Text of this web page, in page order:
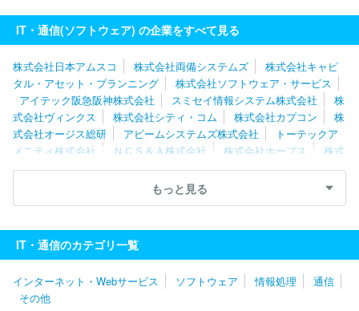
ン株式会社
株式会社ＪＳＯＬ 株式会社カプコン
みずほリサー
チ＆テクノロジーズ株式会社
株式会社セガ
ア・エニックス
株式会社ＮＴＴデータ・アイ
株式会社電通総研
株式会社トヨタシステムズ
ニッセイ情報テクノロジー株式会社
東京海上日動システムズ株式会社
日本タタ・コンサルタンシー・
サービシズ株式会社
エフサステクノロジーズ株式会社
株式会社
Ｃｙｇａｍｅｓ
株式会社ジャステック 株式会社ＳＨＩＦＴ
株
式会社あとらす二十一
株式会社インテック 株式会社ＤＴＳ
サ
イボウズ株式会社
日本ビジネスシステムズ株式会社
株式会社コ
シンプレクス株式会社
ＮＴＴデータルウ
ィーブ株式会社
コムチュア株式会社 株式会社シティ・コム
株
IT・通信(ソフトウェア) の企業をすべて見る
株式会社日本アムスコ 株式会社両備システムズ
株式会社キャピ
タル・アセット・プランニング
株式会社ソフトウェア・サービス
アイテック阪急阪神株式会社
スミセイ情報システム株式会社
株
式会社ヴィンクス
株式会社シティ・コム 株式会社カプコン
株
式会社オージス総研
アビームシステムズ株式会社
トーテックア
メニティ株式会社
ＮＣＳ＆Ａ株式会社 株式会社ホープス
株式
会社日立産業制御ソリューションズ
株式会社エスピック
株式会
株式会社大塚商会
エフサステクノロジーズ株式会社
式会社
株式会社日立ソリューションズ
ＮＥＣフィールディング
株式会社
株式会社Ｄｏｎｕｔｓ
社
伊藤忠テクノソリューションズ株式会社
日本情報産業株式会
社
株式会社ボードルア
もっと見る
IT・通信のカテゴリ一覧
インターネット・Webサービス ソフトウェア 情報処理
通信
その他